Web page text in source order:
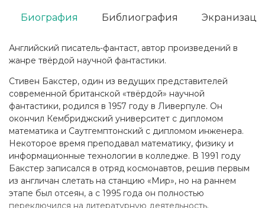
Английский писатель-фантаст, автор произведений в
жанре твёрдой научной фантастики.
Стивен Бакстер, один из ведущих представителей
современной британской «твёрдой» научной
фантастики, родился в 1957 году в Ливерпуле. Он
окончил Кембриджский университет с дипломом
математика и Саутгемптонский с дипломом инженера.
Некоторое время преподавал математику, физику и
информационные технологии в колледже. В 1991 году
Бакстер записался в отряд космонавтов, решив первым
из англичан слетать на станцию «Мир», но на раннем
этапе был отсеян, а с 1995 года он полностью
переключился на литературную деятельность.
Биография Библиография